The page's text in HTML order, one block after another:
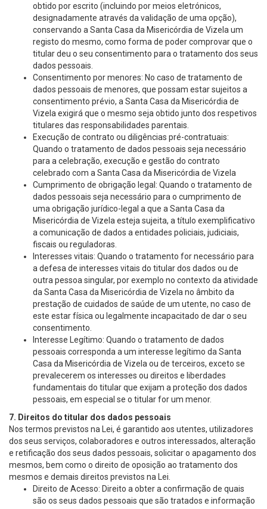
obtido por escrito (incluindo por meios eletrónicos,
designadamente através da validação de uma opção),
conservando a Santa Casa da Misericórdia de Vizela um
registo do mesmo, como forma de poder comprovar que o
titular deu o seu consentimento para o tratamento dos seus
dados pessoais.
Consentimento por menores: No caso de tratamento de
dados pessoais de menores, que possam estar sujeitos a
consentimento prévio, a Santa Casa da Misericórdia de
Vizela exigirá que o mesmo seja obtido junto dos respetivos
titulares das responsabilidades parentais.
Execução de contrato ou diligências pré-contratuais:
Quando o tratamento de dados pessoais seja necessário
para a celebração, execução e gestão do contrato
celebrado com a Santa Casa da Misericórdia de Vizela
Cumprimento de obrigação legal: Quando o tratamento de
dados pessoais seja necessário para o cumprimento de
uma obrigação jurídico-legal a que a Santa Casa da
Misericórdia de Vizela esteja sujeita, a título exemplificativo
a comunicação de dados a entidades policiais, judiciais,
fiscais ou reguladoras.
Interesses vitais: Quando o tratamento for necessário para
a defesa de interesses vitais do titular dos dados ou de
outra pessoa singular, por exemplo no contexto da atividade
da Santa Casa da Misericórdia de Vizela no âmbito da
prestação de cuidados de saúde de um utente, no caso de
este estar física ou legalmente incapacitado de dar o seu
consentimento.
Interesse Legítimo: Quando o tratamento de dados
pessoais corresponda a um interesse legítimo da Santa
Casa da Misericórdia de Vizela ou de terceiros, exceto se
prevalecerem os interesses ou direitos e liberdades
fundamentais do titular que exijam a proteção dos dados
pessoais, em especial se o titular for um menor.
7. Direitos do titular dos dados pessoais
Nos termos previstos na Lei, é garantido aos utentes, utilizadores
dos seus serviços, colaboradores e outros interessados, alteração
e retificação dos seus dados pessoais, solicitar o apagamento dos
mesmos, bem como o direito de oposição ao tratamento dos
mesmos e demais direitos previstos na Lei.
Direito de Acesso: Direito a obter a confirmação de quais
são os seus dados pessoais que são tratados e informação